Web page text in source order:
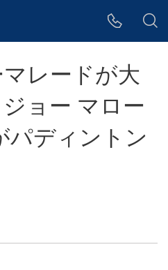
レードが大
ョー マロー
パディントン